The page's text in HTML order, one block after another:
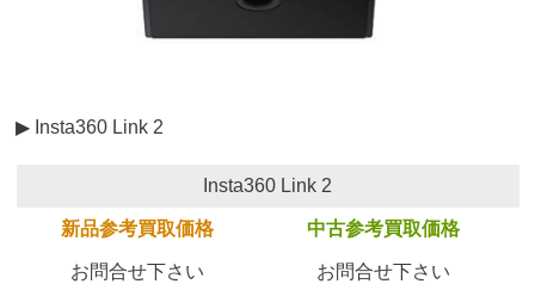
▶ Insta360 Link 2
Insta360 Link 2
新品参考買取価格 中古参考買取価格
お問合せ下さい お問合せ下さい